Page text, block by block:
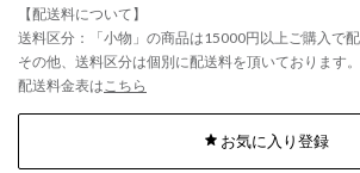
【配送料について】
送料区分：「小物」の商品は15000円以上ご購入で配
その他、送料区分は個別に配送料を頂いております。
配送料金表はこちら
お気に入り登録